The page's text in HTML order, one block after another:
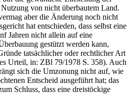
von nicht überbautem Land.
aber die Änderung noch nicht
hat entschieden, dass selbst eine
Jahren nicht allein auf eine
gestützt werden kann,
tatsächlicher oder rechtlicher Art
Urteil, in: ZBl 79/1978 S. 358). Auch
sich die Umzonung nicht auf, wie
Entscheid ausgeführt hat; das
Schluss, dass eine dreistöckige